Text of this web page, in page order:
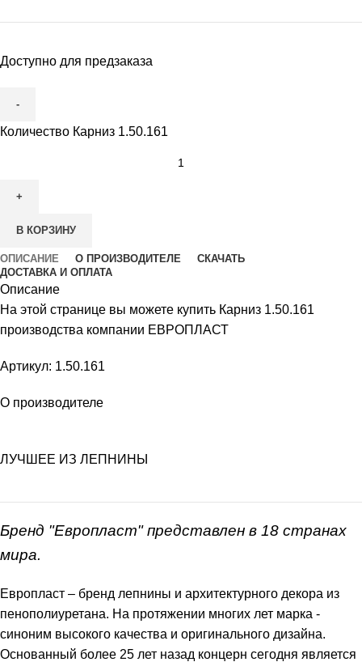
Доступно для предзаказа
Количество Карниз 1.50.161
В КОРЗИНУ
ОПИСАНИЕ О ПРОИЗВОДИТЕЛЕ
СКАЧАТЬ
ДОСТАВКА И ОПЛАТА
Описание
На этой странице вы можете купить Карниз 1.50.161
производства компании ЕВРОПЛАСТ
Артикул: 1.50.161
О производителе
ЛУЧШЕЕ ИЗ ЛЕПНИНЫ
Бренд "Европласт" представлен в 18 странах
мира.
Европласт – бренд лепнины и архитектурного декора из
пенополиуретана. На протяжении многих лет марка -
синоним высокого качества и оригинального дизайна.
Основанный более 25 лет назад концерн сегодня является